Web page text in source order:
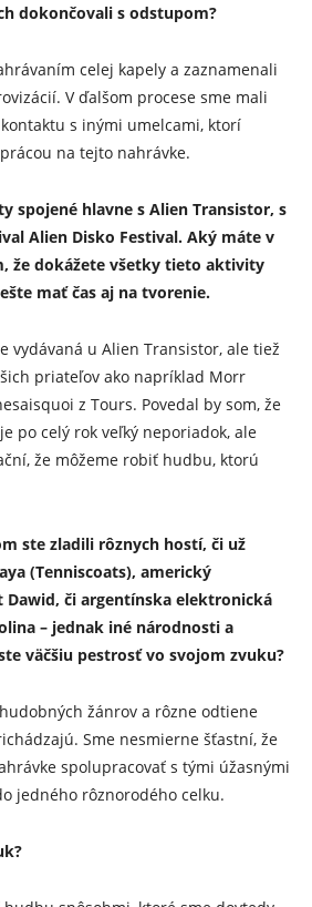
dokončovali s odstupom?
celej kapely a zaznamenali
V ďalšom procese sme mali
s inými umelcami, ktorí
na tejto nahrávke.
spojené hlavne s Alien Transistor, s
Alien Disko Festival. Aký máte v
že dokážete všetky tieto aktivity
mať čas aj na tvorenie.
vydávaná u Alien Transistor, ale tiež
priateľov ako napríklad Morr
z Tours. Povedal by som, že
po celý rok veľký neporiadok, ale
že môžeme robiť hudbu, ktorú
ste zladili rôznych hostí, či už
(Tenniscoats), americký
Dawid, či argentínska elektronická
– jednak iné národnosti a
väčšiu pestrosť vo svojom zvuku?
žánrov a rôzne odtiene
Sme nesmierne šťastní, že
spolupracovať s tými úžasnými
jedného rôznorodého celku.